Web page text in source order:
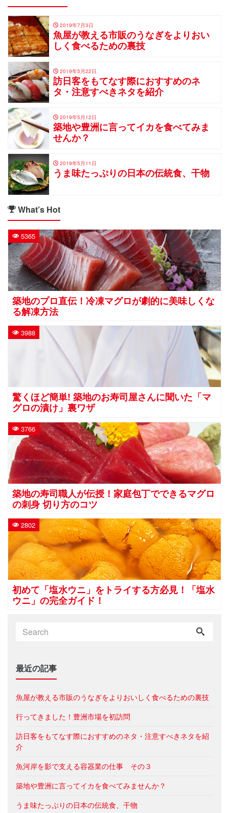
2019年7月3日
魚屋が教える市販のうなぎをよりおい
しく食べるための裏技
2019年5月22日
訪日客をもてなす際におすすめのネ
タ・注意すべきネタを紹介
2019年5月12日
築地や豊洲に言ってイカを食べてみま
せんか？
2019年5月11日
うま味たっぷりの日本の伝統食、干物
What’s Hot
築地のプロ直伝！冷凍マグロが劇的に美味しくな
る解凍方法
5365
驚くほど簡単! 築地のお寿司屋さんに聞いた「マ
グロの漬け」裏ワザ
3988
築地の寿司職人が伝授！家庭包丁でできるマグロ
の刺身 切り方のコツ
3766
初めて「塩水ウニ」をトライする方必見！「塩水
ウニ」の完全ガイド！
2802
最近の記事
魚屋が教える市販のうなぎをよりおいしく食べるための裏技
行ってきました！豊洲市場を初訪問
訪日客をもてなす際におすすめのネタ・注意すべきネタを紹
介
魚河岸を影で支える容器業の仕事 その３
築地や豊洲に言ってイカを食べてみませんか？
うま味たっぷりの日本の伝統食、干物